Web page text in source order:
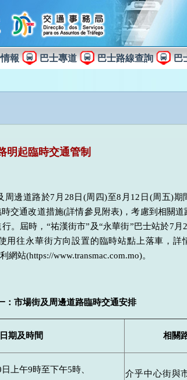
報 巴士專道 巴士路線查詢 巴
明起臨時交通管制
周邊道路於7月28日(周四)至8月12日(周五)期
交通改道措施(詳情參見附表)，考慮到相關道
。屆時，“祐漢街市”及“永華街”巴士站於7月
用往永華街方向設置的臨時站點上落車，詳
網站(https://www.transmac.com.mo)。
：市場街及周邊道路臨時交通安排
期及時間 相關
上午9時至下午5時、
介乎中心街與